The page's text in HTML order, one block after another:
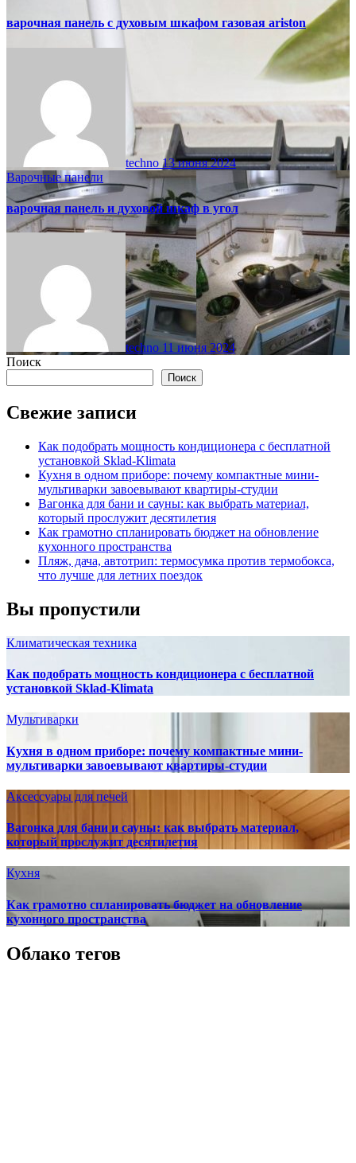
варочная панель с духовым шкафом газовая ariston
techno 13 июня 2024
Варочные панели
варочная панель и духовой шкаф в угол
techno 11 июня 2024
Поиск
Поиск
Свежие записи
Как подобрать мощность кондиционера с бесплатной
установкой Sklad-Klimata
Кухня в одном приборе: почему компактные мини-
мультиварки завоевывают квартиры-студии
Вагонка для бани и сауны: как выбрать материал,
который прослужит десятилетия
Как грамотно спланировать бюджет на обновление
кухонного пространства
Пляж, дача, автотрип: термосумка против термобокса,
что лучше для летних поездок
Вы пропустили
Климатическая техника
Как подобрать мощность кондиционера с бесплатной
установкой Sklad-Klimata
Мультиварки
Кухня в одном приборе: почему компактные мини-
мультиварки завоевывают квартиры-студии
Аксессуары для печей
Вагонка для бани и сауны: как выбрать материал,
который прослужит десятилетия
Кухня
Как грамотно спланировать бюджет на обновление
кухонного пространства
Облако тегов